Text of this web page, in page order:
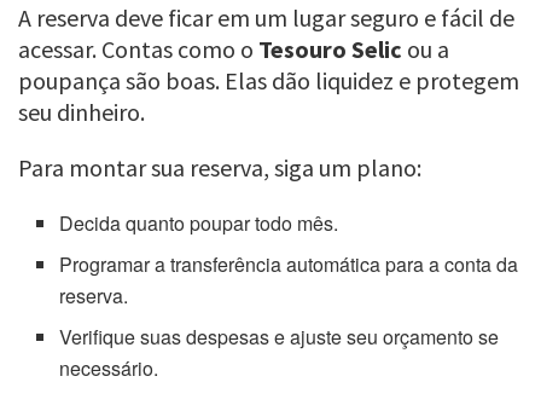
A reserva deve ficar em um lugar seguro e fácil de
acessar. Contas como o Tesouro Selic ou a
poupança são boas. Elas dão liquidez e protegem
seu dinheiro.
Para montar sua reserva, siga um plano:
Decida quanto poupar todo mês.
Programar a transferência automática para a conta da
reserva.
Verifique suas despesas e ajuste seu orçamento se
necessário.